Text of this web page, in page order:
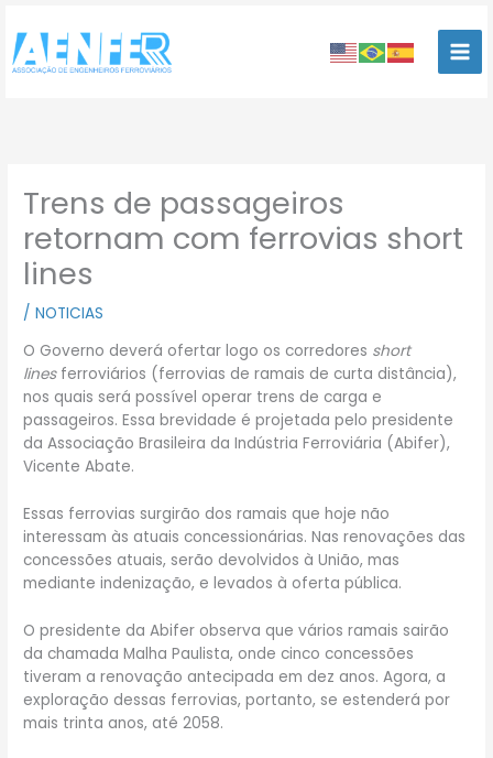
para
conteúdo
Trens de passageiros
retornam com ferrovias short
lines
/NOTICIAS
O Governo deverá ofertar logo os corredores short
linesferroviários (ferrovias de ramais de curta distância),
nos quais será possível operar trens de carga e
passageiros. Essa brevidade é projetada pelo presidente
da Associação Brasileira da Indústria Ferroviária (Abifer),
Vicente Abate.
Essas ferrovias surgirão dos ramais que hoje não
interessam às atuais concessionárias. Nas renovações das
concessões atuais, serão devolvidos à União, mas
mediante indenização, e levados à oferta pública.
O presidente da Abifer observa que vários ramais sairão
da chamada Malha Paulista, onde cinco concessões
tiveram a renovação antecipada em dez anos. Agora, a
exploração dessas ferrovias, portanto, se estenderá por
mais trinta anos, até 2058.